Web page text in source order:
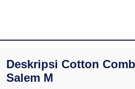
Deskripsi Cotton
Salem M